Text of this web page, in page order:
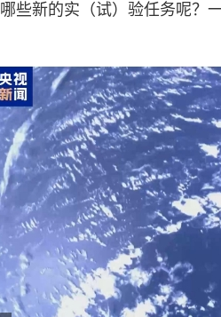
些新的实（试）验任务呢？